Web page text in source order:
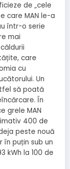
de „cele
care MAN le-a
într-o serie
mai
care
cu
Un
să poată
În
grele MAN
400 de
peste nouă
în puțin sub un
kWh la 100 de